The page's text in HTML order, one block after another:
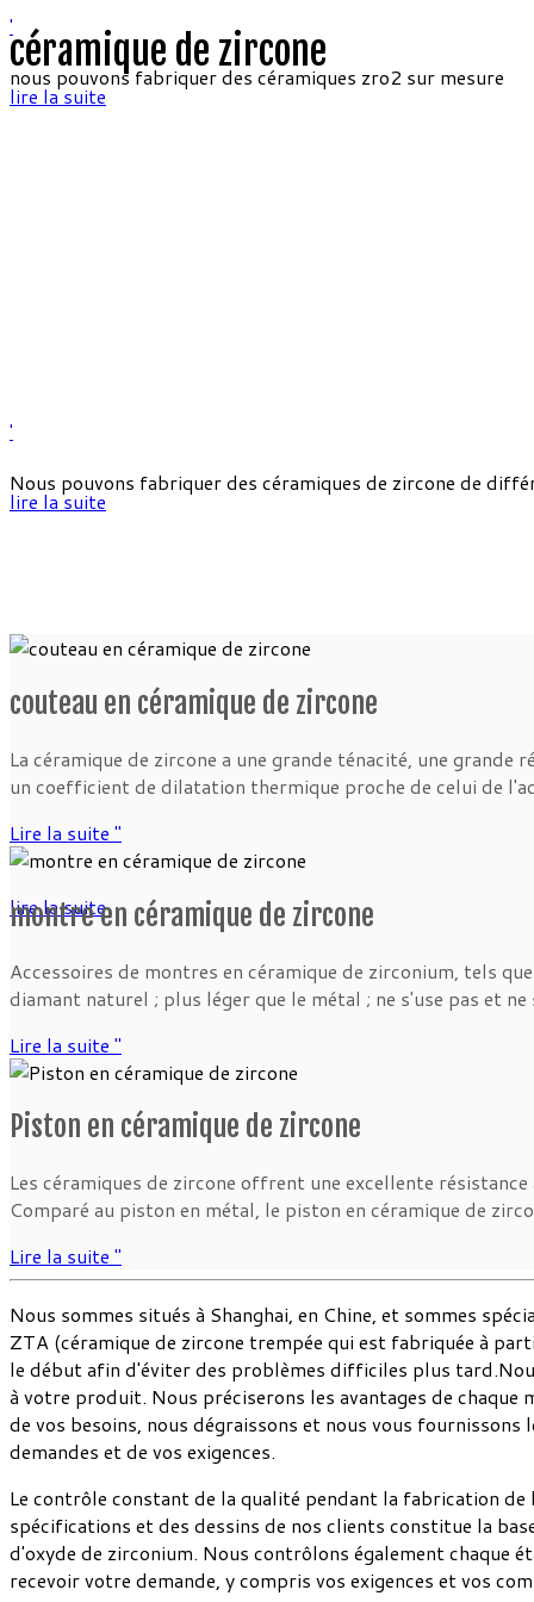
lire la suite
nous pouvons fabriquer des céramiques zro2 sur mesure
lire la suite
céramique de zircone
Nous pouvons fabriquer des céramiques de zircone de
lire la suite
'
'
couteau en céramique de zircone
La céramique de zircone a une grande ténacité, une
un coefficient de dilatation thermique proche de celui de
Lire la suite "
montre en céramique de zircone
Accessoires de montres en céramique de zirconium, tels
diamant naturel ; plus léger que le métal ; ne s'use pas et ne
Lire la suite "
Piston en céramique de zircone
Les céramiques de zircone offrent une excellente
Comparé au piston en métal, le piston en céramique de
Lire la suite "
Nous sommes situés à Shanghai, en Chine, et sommes
ZTA (céramique de zircone trempée qui est fabriquée à
le début afin d'éviter des problèmes difficiles plus
à votre produit. Nous préciserons les avantages de
de vos besoins, nous dégraissons et nous vous
demandes et de vos exigences.
Le contrôle constant de la qualité pendant la fabrication
spécifications et des dessins de nos clients constitue la
d'oxyde de zirconium. Nous contrôlons également chaque
recevoir votre demande, y compris vos exigences et vos